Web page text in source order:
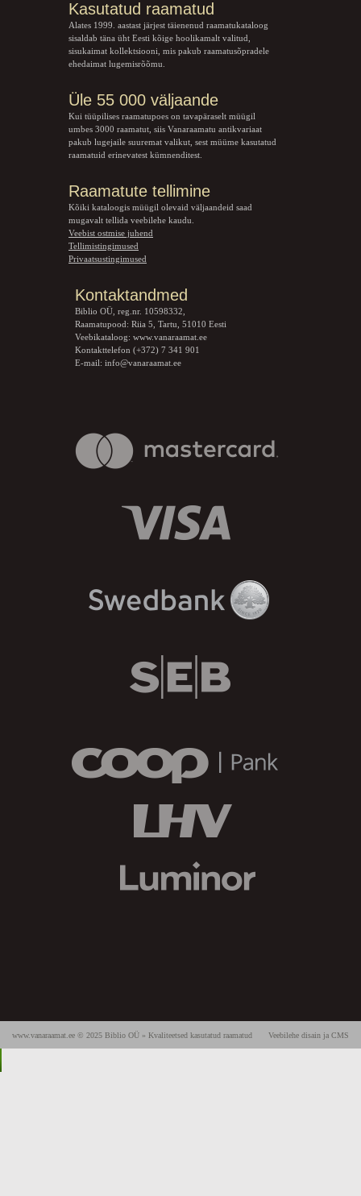
Kasutatud raamatud
Alates 1999. aastast järjest täienenud raamatukataloog
sisaldab täna üht Eesti kõige hoolikamalt valitud,
sisukaimat kollektsiooni, mis pakub raamatusõpradele
ehedaimat lugemisrõõmu.
Üle 55 000 väljaande
Kui tüüpilises raamatupoes on tavapäraselt müügil
umbes 3000 raamatut, siis Vanaraamatu antikvariaat
pakub lugejaile suuremat valikut, sest müüme kasutatud
raamatuid erinevatest kümnenditest.
Raamatute tellimine
Kõiki kataloogis müügil olevaid väljaandeid saad
mugavalt tellida veebilehe kaudu.
Veebist ostmise juhend
Tellimistingimused
Privaatsustingimused
Kontaktandmed
Biblio OÜ, reg.nr. 10598332,
Raamatupood: Riia 5, Tartu, 51010 Eesti
Veebikataloog: www.vanaraamat.ee
Kontakttelefon (+372) 7 341 901
E-mail: info@vanaraamat.ee
Veebilehe disain ja CMS
www.vanaraamat.ee © 2025 Biblio OÜ » Kvaliteetsed kasutatud raamatud